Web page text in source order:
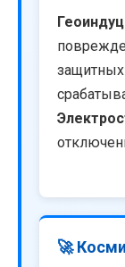
защитных
🚀